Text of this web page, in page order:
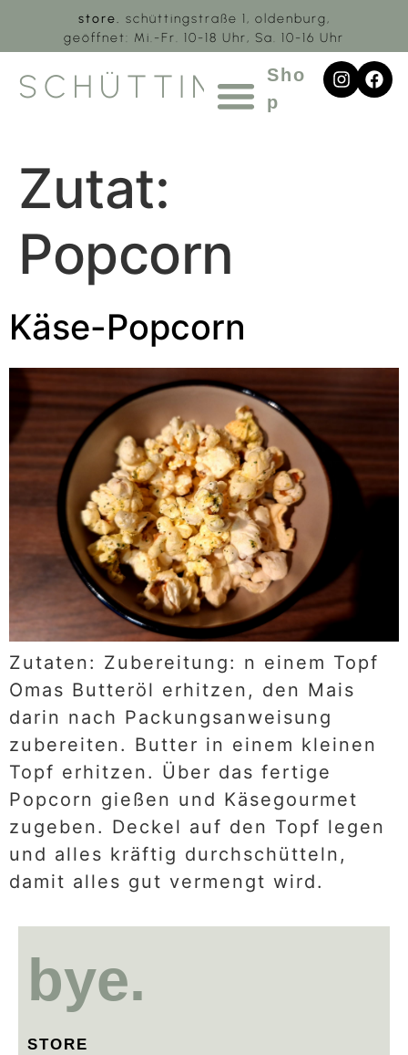
store. schüttingstraße 1, oldenburg,
geöffnet: Mi.-Fr. 10-18 Uhr, Sa. 10-16 Uhr
SCHÜTTING.1Sho
p
Zutat:
Popcorn
Käse-Popcorn
Zutaten: Zubereitung: n einem Topf
Omas Butteröl erhitzen, den Mais
darin nach Packungsanweisung
zubereiten. Butter in einem kleinen
Topf erhitzen. Über das fertige
Popcorn gießen und Käsegourmet
zugeben. Deckel auf den Topf legen
und alles kräftig durchschütteln,
damit alles gut vermengt wird.
bye.
STORE